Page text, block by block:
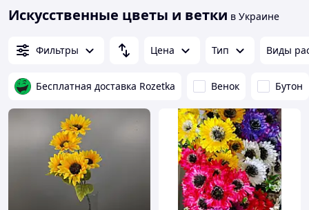
Искусственные цветы и ветки в Украине
Фильтры Цена Тип Виды
Бесплатная доставка Rozetka Венок Бутон